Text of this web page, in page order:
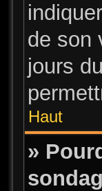
de son
jours
Haut
»